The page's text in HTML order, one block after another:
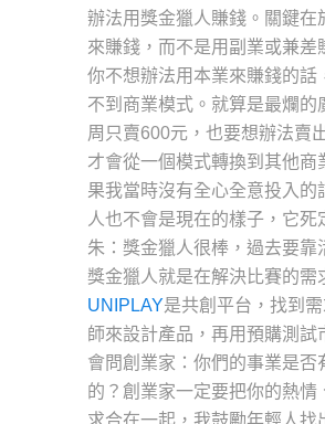
辦法用獎金獵人賺錢。關鍵在
來賺錢，而不是用副業或兼差
你不想辦法用本業來賺錢的話
不到商業模式。就算是最爛的
周只賣600元，也要想辦法賣
才會從一個模式轉換到其他商
果我當時沒有全心全意投入的
人也不會是現在的樣子，它死
朱：獎金獵人很棒，過去要靠
獎金獵人就是在解決比賽的需
UNIPLAY是共創平台，找到
師來設計產品，再用預購測試
會問創業家：你們的事業是否
的？創業家一定要把你的熱情
求合在一起，我鼓勵年輕人找